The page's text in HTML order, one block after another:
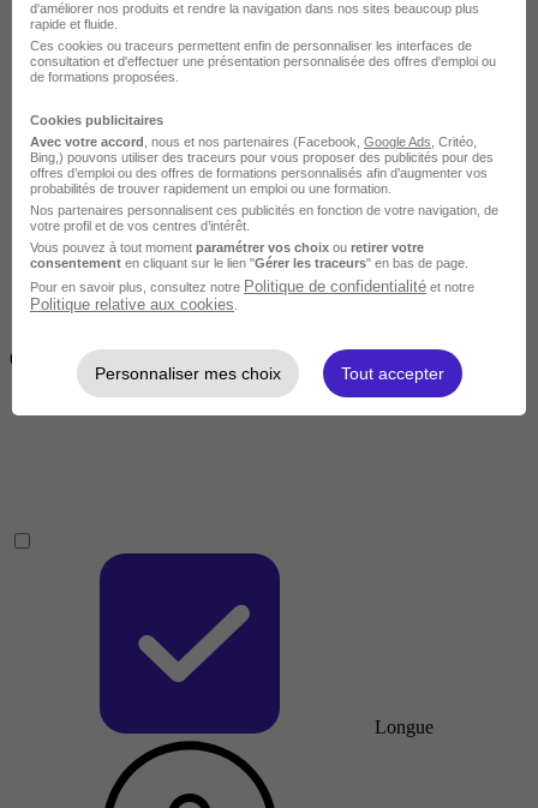
Intermédiaire
( 70h à 560h)
Longue
d'améliorer nos produits et rendre la navigation dans nos sites beaucoup plus
rapide et fluide.
Ces cookies ou traceurs permettent enfin de personnaliser les interfaces de
consultation et d'effectuer une présentation personnalisée des offres d'emploi ou
de formations proposées.
Cookies publicitaires
Avec votre accord , nous et nos partenaires (Facebook, Google Ads , Critéo,
Bing,) pouvons utiliser des traceurs pour vous proposer des publicités pour des
offres d’emploi ou des offres de formations personnalisés afin d’augmenter vos
probabilités de trouver rapidement un emploi ou une formation.
Nos partenaires personnalisent ces publicités en fonction de votre navigation, de
votre profil et de vos centres d’intérêt.
Vous pouvez à tout moment paramétrer vos choix ou retirer votre
consentement en cliquant sur le lien "Gérer les traceurs" en bas de page.
Pour en savoir plus, consultez notre Politique de confidentialité et notre
Politique relative aux cookies
Personnaliser mes choix Tout accepter